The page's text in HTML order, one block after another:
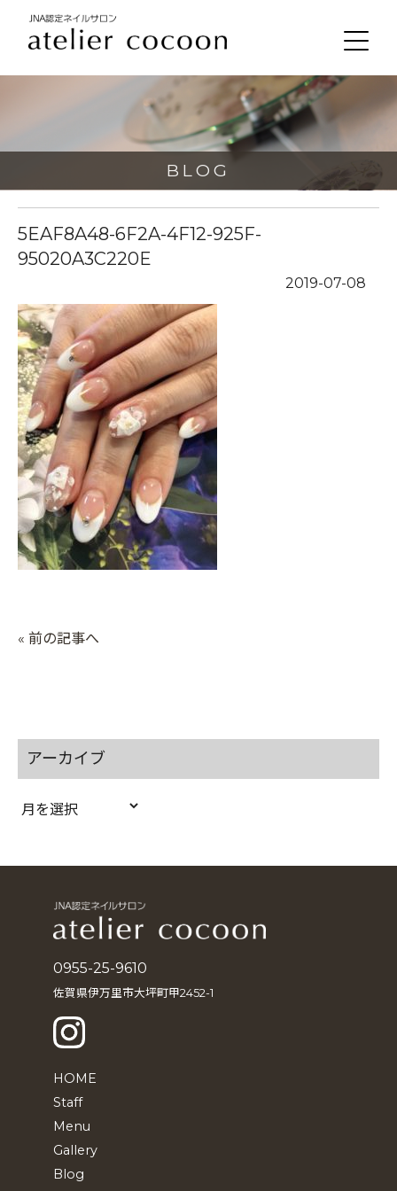
BLOG
5EAF8A48-6F2A-4F12-925F-
95020A3C220E
2019-07-08
« 前の記事へ
アーカイブ
ア
0955-25-9610
佐賀県伊万里市大坪町甲2452-1
HOME
Staff
Menu
Gallery
Blog